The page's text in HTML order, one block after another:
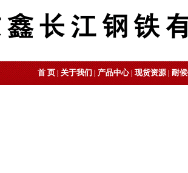
首 页|关于我们|产品中心|现货资源|耐